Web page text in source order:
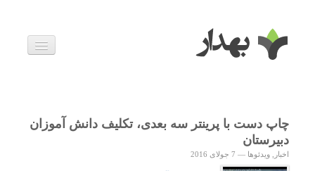
زندگی سالم
خانواده و بارداری
چاپ دست با پرینتر سه بعدی، تکلیف دانش آموزان
دبیرستان
اخبار ویدئوها — 7 جولای 2016